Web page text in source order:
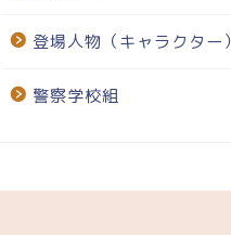
登場人物（キャラクター）
警察学校組